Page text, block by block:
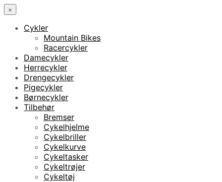
×
Cykler
Mountain Bikes
Racercykler
Damecykler
Herrecykler
Drengecykler
Pigecykler
Børnecykler
Tilbehør
Bremser
Cykelhjelme
Cykelbriller
Cykelkurve
Cykeltasker
Cykeltrøjer
Cykeltøj